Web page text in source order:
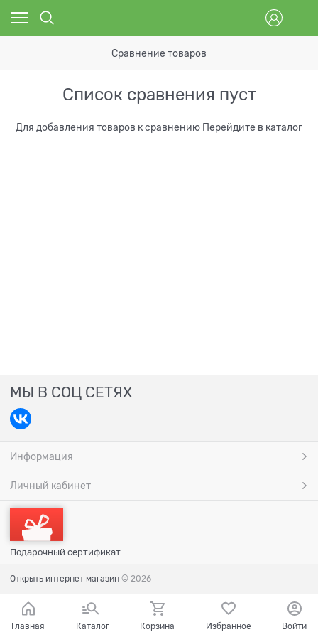
Сравнение товаров
Список сравнения пуст
Для добавления товаров к сравнению Перейдите в каталог
МЫ В СОЦ СЕТЯХ
Информация
Личный кабинет
Подарочный сертификат
Открыть интернет магазин © 2026
Главная Каталог Корзина Избранное Войти